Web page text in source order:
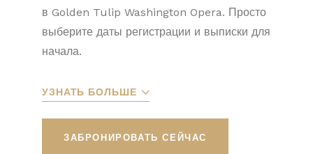
в Golden Tulip Washington Opera. Просто
выберите даты регистрации и выписки для
начала.
УЗНАТЬ БОЛЬШЕ
ЗАБРОНИРОВАТЬ СЕЙЧАС